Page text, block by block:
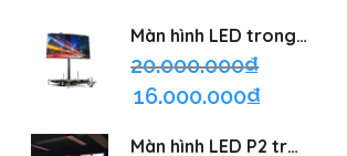
Màn hình LED trong suốt
20.000.000₫
16.000.000₫
Màn hình LED P2 trong nhà